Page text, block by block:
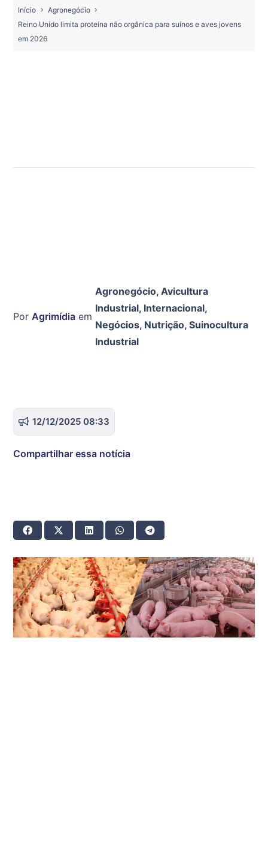
Início
Agronegócio
Reino Unido limita proteína não orgânica para suínos e aves jovens
em 2026
Por Agrimídia em
Agronegócio, Avicultura
Industrial, Internacional,
Negócios, Nutrição, Suinocultura
Industrial
12/12/2025 08:33
Compartilhar essa notícia